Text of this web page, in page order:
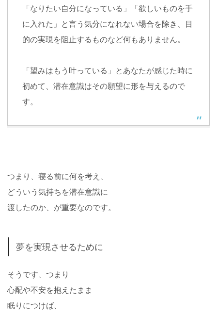
「なりたい自分になっている」「欲しいものを手
に入れた」と言う気分になれない場合を除き、目
的の実現を阻止するものなど何もありません。
「望みはもう叶っている」とあなたが感じた時に
初めて、潜在意識はその願望に形を与えるので
す。
つまり、寝る前に何を考え、
どういう気持ちを潜在意識に
渡したのか、が重要なのです。
夢を実現させるために
そうです、つまり
心配や不安を抱えたまま
眠りにつけば、